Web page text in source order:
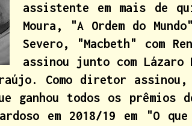
assistente em mais de
Moura, "A Ordem do
Severo, "Macbeth" com
assinou junto com Lázaro
Como diretor assinou,
ganhou todos os
em 2018/19 em "O